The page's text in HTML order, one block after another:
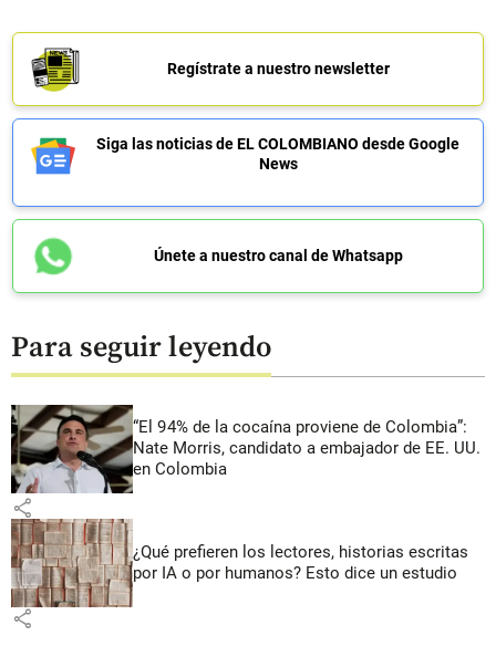
Regístrate a nuestro newsletter
Siga las noticias de EL COLOMBIANO desde Google
News
Únete a nuestro canal de Whatsapp
Para seguir leyendo
“El 94% de la cocaína proviene de Colombia”:
Nate Morris, candidato a embajador de EE. UU.
en Colombia
share
¿Qué prefieren los lectores, historias escritas
por IA o por humanos? Esto dice un estudio
share